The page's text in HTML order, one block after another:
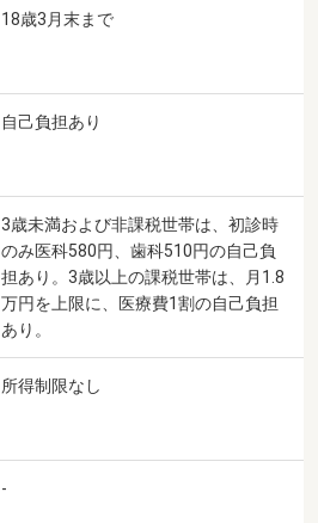
18歳3月末まで
自己負担あり
3歳未満および非課税世帯は、初診時
のみ医科580円、歯科510円の自己負
担あり。3歳以上の課税世帯は、月1.8
万円を上限に、医療費1割の自己負担
あり。
所得制限なし
-